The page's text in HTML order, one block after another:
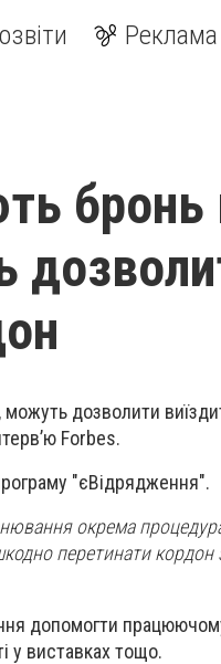
Реклама
бронь
можуть дозволити
Forbes.
"єВідрядження".
окрема
перетинати кордон
допомогти працюючому
у виставках тощо.